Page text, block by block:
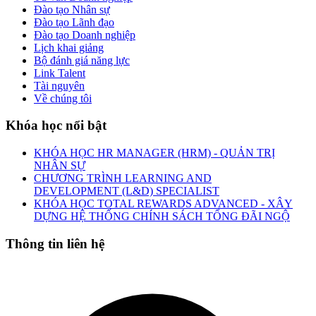
Đào tạo Nhân sự
Đào tạo Lãnh đạo
Đào tạo Doanh nghiệp
Lịch khai giảng
Bộ đánh giá năng lực
Link Talent
Tài nguyên
Về chúng tôi
Khóa học nổi bật
KHÓA HỌC HR MANAGER (HRM) - QUẢN TRỊ
NHÂN SỰ
CHƯƠNG TRÌNH LEARNING AND
DEVELOPMENT (L&D) SPECIALIST
KHÓA HỌC TOTAL REWARDS ADVANCED - XÂY
DỰNG HỆ THỐNG CHÍNH SÁCH TỔNG ĐÃI NGỘ
Thông tin liên hệ